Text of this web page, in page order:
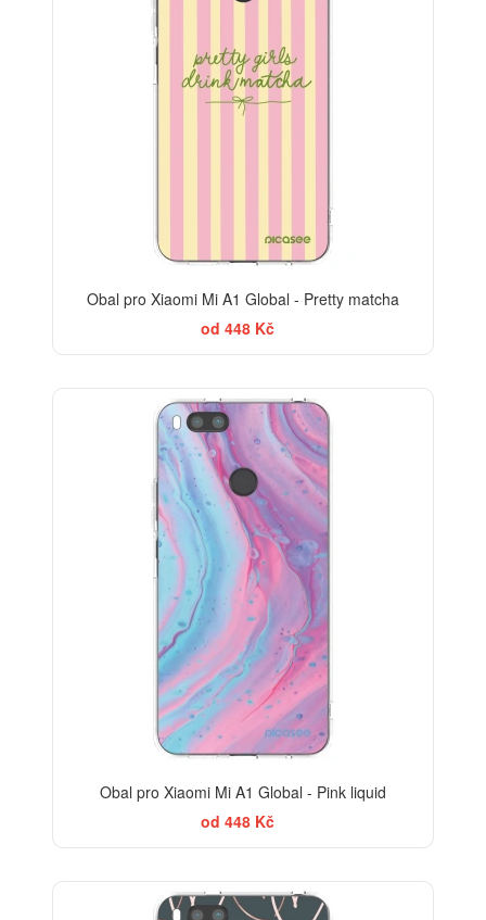
Obal pro Xiaomi Mi A1 Global - Pretty matcha
od 448 Kč
Obal pro Xiaomi Mi A1 Global - Pink liquid
od 448 Kč